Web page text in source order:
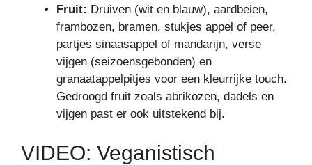
Fruit: Druiven (wit en blauw), aardbeien,
frambozen, bramen, stukjes appel of peer,
partjes sinaasappel of mandarijn, verse
vijgen (seizoensgebonden) en
granaatappelpitjes voor een kleurrijke touch.
Gedroogd fruit zoals abrikozen, dadels en
vijgen past er ook uitstekend bij.
VIDEO: Veganistisch